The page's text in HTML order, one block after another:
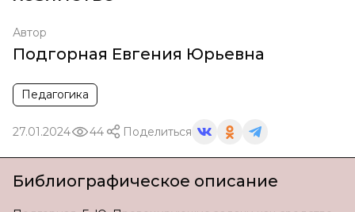
Автор
Подгорная Евгения Юрьевна
Педагогика
27.01.2024 44 Поделиться
Библиографическое описание